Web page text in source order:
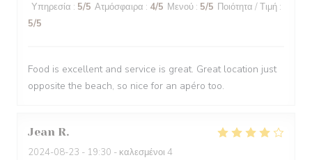
Υπηρεσία : 5/5 Ατμόσφαιρα : 4/5 Μενού : 5/5 Ποιότητα / Τιμή :
5/5
Food is excellent and service is great. Great location just
opposite the beach, so nice for an apéro too.
Jean R
2024-08-23 - 19:30 - καλεσμένοι 4